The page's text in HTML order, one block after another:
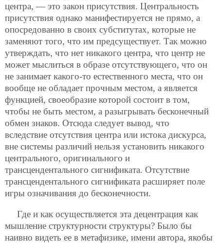
центра, — это закон присутствия. Центральность
присутствия однако манифестируется не прямо, а
опосредованно в своих субститутах, которые не
заменяют того, что им предсуществует. Так можно
утверждать, что нет никакого центра, что центр не
может мыслиться в образе отсутствующего, что он
не занимает какого-то естественного места, что он
вообще не обладает прочным местом, а является
функцией, своеобразие которой состоит в том,
чтобы не быть местом, а разыгрывать бесконечный
обмен знаков. Отсюда следует вывод, что
вследствие отсутствия центра или истока дискурса,
вне системы различий нельзя установить никакого
центрального, оригинального и
трансцендентального сигнификата. Отсутствие
трансцендентального сигнификата расширяет поле
игры означивания до бесконечности.
Где и как осуществляется эта децентрация как
мышление структурности структуры? Было бы
наивно видеть ее в метафизике, имени автора, якобы